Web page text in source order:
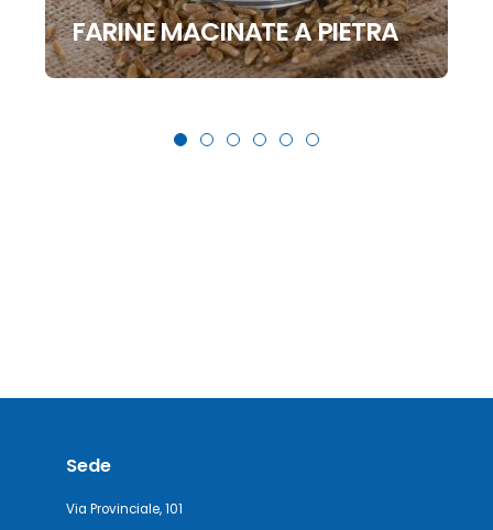
FARINE MACINATE A PIETRA
Sede
Via Provinciale, 101